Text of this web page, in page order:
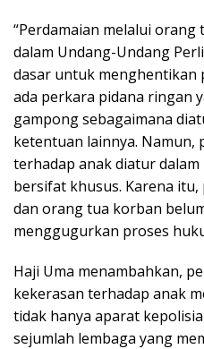
“Perdamaian melalui
dalam Undang-Undang
dasar untuk menghentikan
ada perkara pidana ringan
gampong sebagaimana
ketentuan lainnya. Namun,
terhadap anak diatur
bersifat khusus. Karena
dan orang tua korban
menggugurkan proses
Haji Uma menambahkan,
kekerasan terhadap anak
tidak hanya aparat
sejumlah lembaga yang